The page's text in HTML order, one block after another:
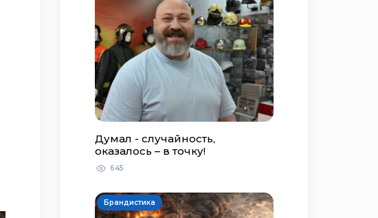
Думал - случайность,
оказалось – в точку!
645
Брандистика